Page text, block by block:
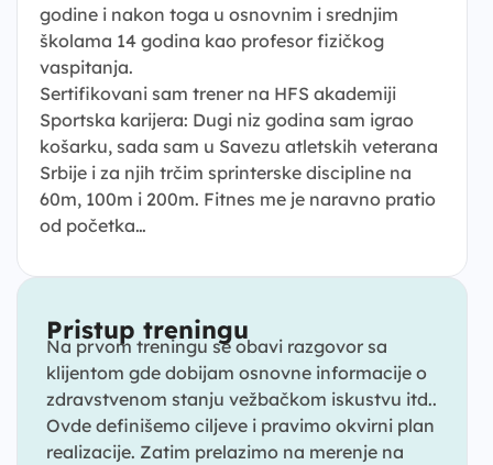
godine i nakon toga u osnovnim i srednjim
školama 14 godina kao profesor fizičkog
vaspitanja.
Sertifikovani sam trener na HFS akademiji
Sportska karijera: Dugi niz godina sam igrao
košarku, sada sam u Savezu atletskih veterana
Srbije i za njih trčim sprinterske discipline na
60m, 100m i 200m. Fitnes me je naravno pratio
od početka…
Pristup treningu
Na prvom treningu se obavi razgovor sa
klijentom gde dobijam osnovne informacije o
zdravstvenom stanju vežbačkom iskustvu itd..
Ovde definišemo ciljeve i pravimo okvirni plan
realizacije. Zatim prelazimo na merenje na